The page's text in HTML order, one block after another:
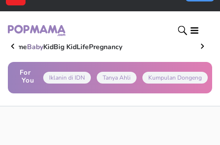
HomeBabyKidBig KidLifePregnancy
For
You
Iklanin di IDN Tanya Ahli Kumpulan Dongeng